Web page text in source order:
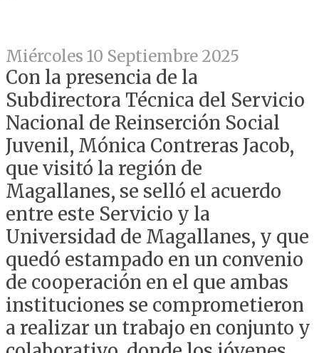
Miércoles 10 Septiembre 2025
Con la presencia de la
Subdirectora Técnica del Servicio
Nacional de Reinserción Social
Juvenil, Mónica Contreras Jacob,
que visitó la región de
Magallanes, se selló el acuerdo
entre este Servicio y la
Universidad de Magallanes, y que
quedó estampado en un convenio
de cooperación en el que ambas
instituciones se comprometieron
a realizar un trabajo en conjunto y